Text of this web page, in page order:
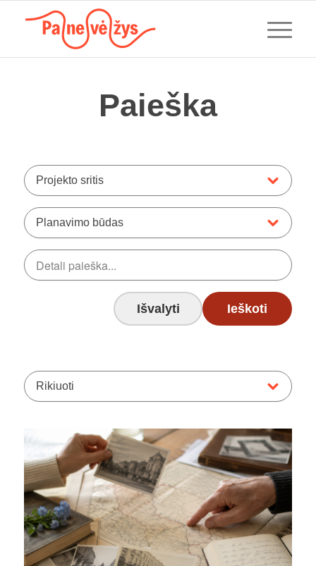
Paieška
Projekto sritis
Planavimo būdas
Išvalyti Ieškoti
Rikiuoti